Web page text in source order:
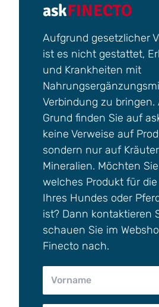
askFINECTO
Aufgrund gesetzlicher
ist es nicht gestattet,
und Krankheiten mit
Verbindung zu bringen.
Grund finden Sie auf
keine Verweise auf
sondern nur auf
Mineralien. Möchten
welches Produkt für
Ihres Hundes oder
ist? Dann kontaktieren
schauen Sie im
Finecto nach.